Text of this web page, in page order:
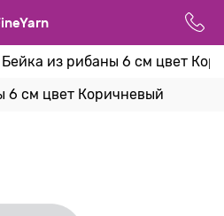
Бейка из рибаны 6 см цвет
6 см цвет Коричневый